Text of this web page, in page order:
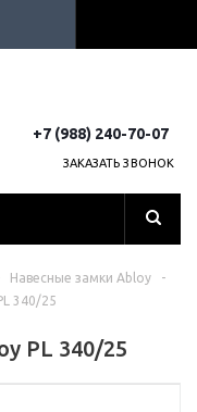
+7 (988) 240-70-07
ЗАКАЗАТЬ ЗВОНОК
Навесные замки Abloy
-
340/25
PL 340/25